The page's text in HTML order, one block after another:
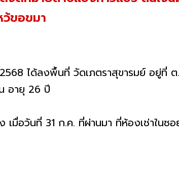
ขอขมา
ได้ลงพื้นที่ วัดเภตราสุขารมย์ อยู่ที่
อายุ 26 ปี
มื่อวันที่ 31 ก.ค. ที่ผ่านมา ที่ห้องเช่าในซ